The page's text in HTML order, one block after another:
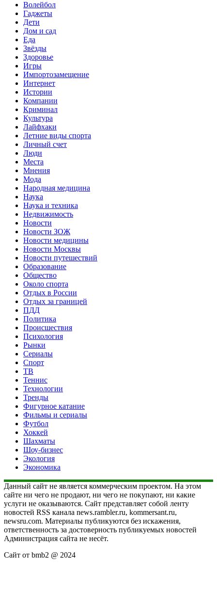
Волейбол
Гаджеты
Дети
Дом и сад
Еда
Звёзды
Здоровье
Игры
Импортозамещение
Интернет
Истории
Компании
Криминал
Культура
Лайфхаки
Летние виды спорта
Личный счет
Люди
Места
Мнения
Мода
Народная медицина
Наука
Наука и техника
Недвижимость
Новости
Новости ЗОЖ
Новости медицины
Новости Москвы
Новости путешествий
Образование
Общество
Около спорта
Отдых в России
Отдых за границей
ПДД
Политика
Происшествия
Психология
Рынки
Сериалы
Спорт
ТВ
Теннис
Технологии
Тренды
Фигурное катание
Фильмы и сериалы
Футбол
Хоккей
Шахматы
Шоу-бизнес
Экология
Экономика
Данный сайт не является коммерческим проектом. На этом
сайте ни чего не продают, ни чего не покупают, ни какие
услуги не оказываются. Сайт представляет собой ленту
новостей RSS канала news.rambler.ru, kommersant.ru,
newsru.com. Материалы публикуются без искажения,
ответственность за достоверность публикуемых новостей
Администрация сайта не несёт.
Сайт от bmb2 @ 2024